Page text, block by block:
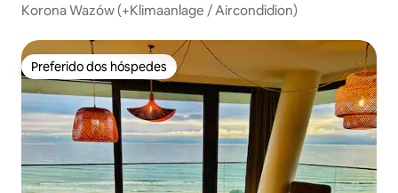
Korona Wazów (+Klimaanlage / Aircondidion)
Preferido dos hóspedes
Preferido dos hóspedes